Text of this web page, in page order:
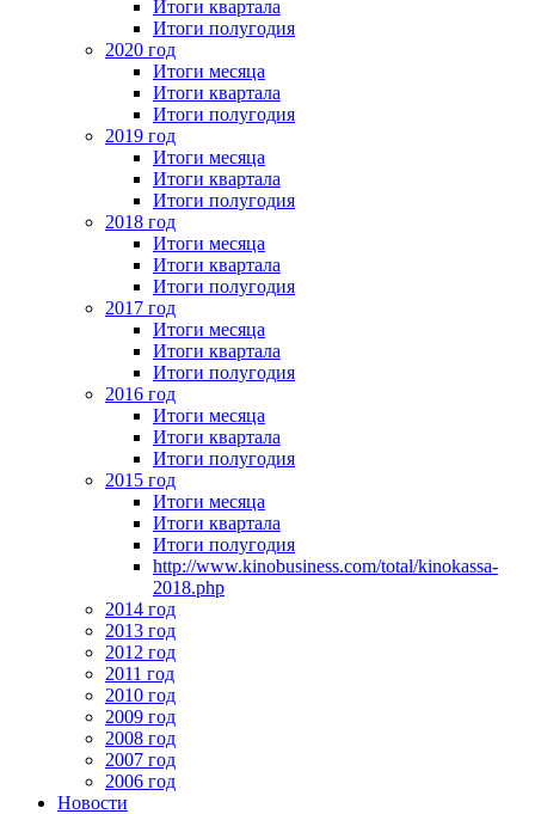
Итоги квартала
Итоги полугодия
2020 год
Итоги месяца
Итоги квартала
Итоги полугодия
2019 год
Итоги месяца
Итоги квартала
Итоги полугодия
2018 год
Итоги месяца
Итоги квартала
Итоги полугодия
2017 год
Итоги месяца
Итоги квартала
Итоги полугодия
2016 год
Итоги месяца
Итоги квартала
Итоги полугодия
2015 год
Итоги месяца
Итоги квартала
Итоги полугодия
http://www.kinobusiness.com/total/kinokassa-
2018.php
2014 год
2013 год
2012 год
2011 год
2010 год
2009 год
2008 год
2007 год
2006 год
Новости